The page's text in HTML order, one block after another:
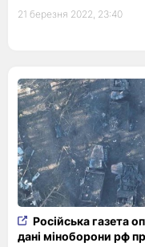
21 березня 2022, 23:40
Російська газета
дані міноборони рф